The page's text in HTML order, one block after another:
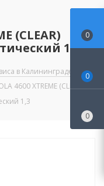
(CLEAR)
1,3
в Калининграде
-
4600 XTREME (CLEAR)
1,3
0
0
0